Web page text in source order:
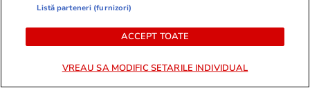
Listă parteneri (furnizori)
ACCEPT TOATE
VREAU SA MODIFIC SETARILE INDIVIDUAL